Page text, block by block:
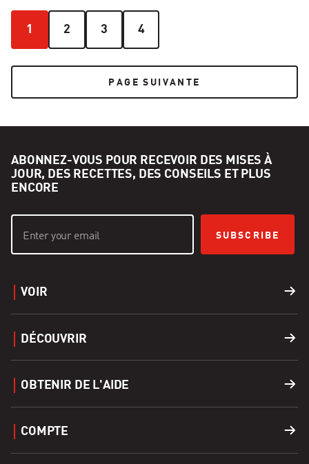
11 2
2 3
3 4
4
PAGE SUIVANTE
PAGE SUIVANTE
ABONNEZ-VOUS POUR RECEVOIR DES MISES À
JOUR, DES RECETTES, DES CONSEILS ET PLUS
ENCORE
SUBSCRIBE
VOIR
Covers
DÉCOUVRIR
Trouver un Revendeur
OBTENIR DE L'AIDE
COMPTE